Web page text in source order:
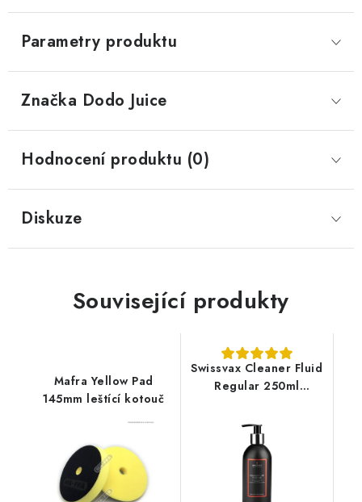
Parametry produktu
Značka Dodo Juice
Hodnocení produktu (0)
Diskuze
Související produkty
Mafra Yellow Pad
145mm leštící kotouč
Swissvax Cleaner Fluid
Regular 250ml